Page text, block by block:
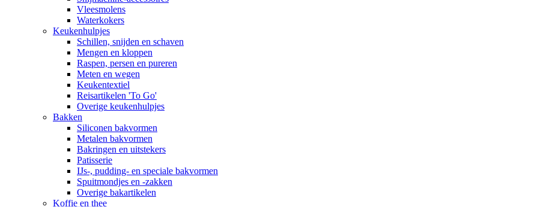
Vleesmolens
Waterkokers
Keukenhulpjes
Schillen, snijden en schaven
Mengen en kloppen
Raspen, persen en pureren
Meten en wegen
Keukentextiel
Reisartikelen 'To Go'
Overige keukenhulpjes
Bakken
Siliconen bakvormen
Metalen bakvormen
Bakringen en uitstekers
Patisserie
IJs-, pudding- en speciale bakvormen
Spuitmondjes en -zakken
Overige bakartikelen
Koffie en thee